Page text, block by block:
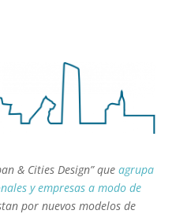
& Cities Design” queagrupa
y empresas a modo de
por nuevos modelos de